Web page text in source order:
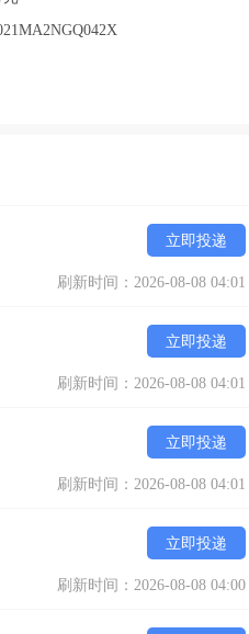
立即投递
刷新时间：2026-08-08 04:01
立即投递
刷新时间：2026-08-08 04:01
立即投递
刷新时间：2026-08-08 04:01
立即投递
刷新时间：2026-08-08 04:00